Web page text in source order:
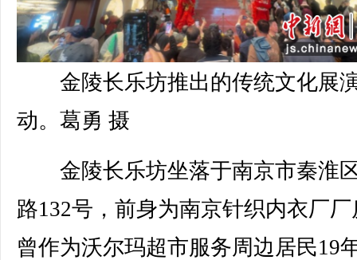
金陵长乐坊推出的传统文化展
动。葛勇 摄
金陵长乐坊坐落于南京市秦淮
路132号，前身为南京针织内衣厂厂
曾作为沃尔玛超市服务周边居民19